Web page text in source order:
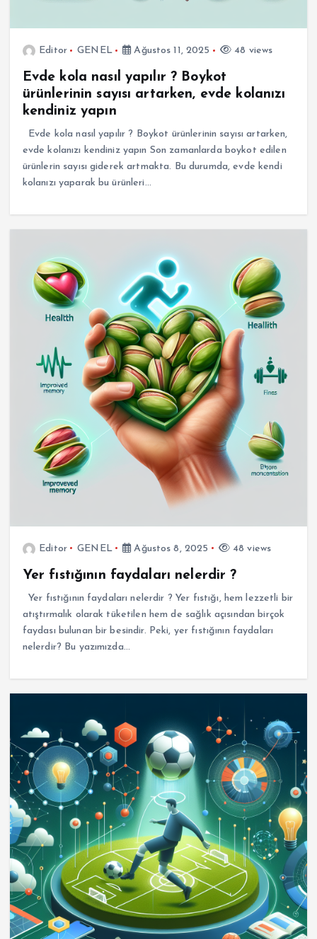
Editor GENEL Ağustos 11, 2025 48 views
Evde kola nasıl yapılır ? Boykot
ürünlerinin sayısı artarken, evde kolanızı
kendiniz yapın
Evde kola nasıl yapılır ? Boykot ürünlerinin sayısı artarken,
evde kolanızı kendiniz yapın Son zamanlarda boykot edilen
ürünlerin sayısı giderek artmakta. Bu durumda, evde kendi
kolanızı yaparak bu ürünleri…
Editor GENEL Ağustos 8, 2025 48 views
Yer fıstığının faydaları nelerdir ?
Yer fıstığının faydaları nelerdir ? Yer fıstığı, hem lezzetli bir
atıştırmalık olarak tüketilen hem de sağlık açısından birçok
faydası bulunan bir besindir. Peki, yer fıstığının faydaları
nelerdir? Bu yazımızda…